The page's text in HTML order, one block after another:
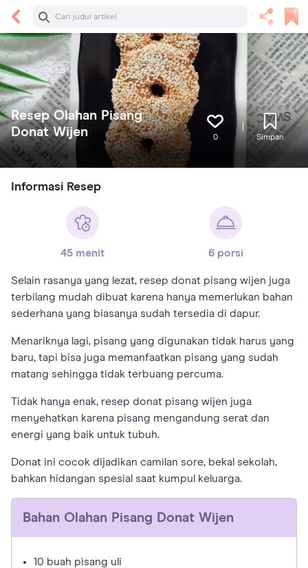
Resep Olahan Pisang
Donat Wijen
0 Simpan
Informasi Resep
45 menit 6 porsi
Selain rasanya yang lezat, resep donat pisang wijen juga
terbilang mudah dibuat karena hanya memerlukan bahan
sederhana yang biasanya sudah tersedia di dapur.
Menariknya lagi, pisang yang digunakan tidak harus yang
baru, tapi bisa juga memanfaatkan pisang yang sudah
matang sehingga tidak terbuang percuma.
Tidak hanya enak, resep donat pisang wijen juga
menyehatkan karena pisang mengandung serat dan
energi yang baik untuk tubuh.
Donat ini cocok dijadikan camilan sore, bekal sekolah,
bahkan hidangan spesial saat kumpul keluarga.
Bahan Olahan Pisang Donat Wijen
10 buah pisang uli